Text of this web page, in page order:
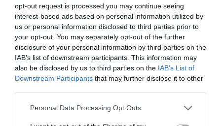
opt-out request is processed you may continue seeing
interest-based ads based on personal information utilized by
us or personal information disclosed to third parties prior to
your opt-out. You may separately opt-out of the further
disclosure of your personal information by third parties on the
IAB’s list of downstream participants. This information may
also be disclosed by us to third parties on the IAB’s List of
Downstream Participants that may further disclose it to other
Personal Data Processing Opt Outs
Protagonistas de los diálogos:
Ortega y Reyes
A veces los diálogos atlánticos que dan título a esta obra
se encarnaron en personas que fueron clave en las
diplomático mexicanoAlfonso Reyes
fueron dos de